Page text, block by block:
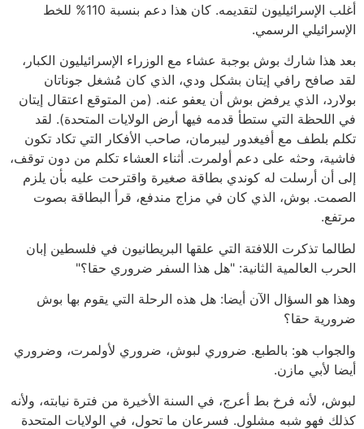
أغلب الإسرائيليون لتقديمه. كان هذا دعم بنسبة 110% للخط
الإسرائيلي الرسمي.
بعد هذا شارك بوش بوجبة عشاء مع الوزراء الإسرائيليون الكبار،
لقد صافح رافي إيتان بشكل ودي، الذي كان مُشغل جوناتان
بولارد، الذي يرفض بوش أن يعفو عنه. (من المتوقع اعتقال إيتان
في اللحظة التي ستطأ قدمه فيها أرض الولايات المتحدة). لقد
تكلم بلطف مع أفيغدور ليبرمان، صاحب الأفكار التي تكاد تكون
فاشية، وحثه على دعم أولمرت. أثناء العشاء تكلم من دون توقف،
إلى أن أرسلت له كوندي بطاقة صغيرة واقترحت عليه بأن يلزم
الصمت. بوش، الذي كان في مزاج مندفع، قرأ البطاقة بصوت
مرتفع.
لطالما تذكرت اللافتة التي علقها البريطانيون في فلسطين إبان
الحرب العالمية الثانية: "هل هذا السفر ضروري حقا؟"
وهذا هو السؤال الآن أيضا: هل هذه الرحلة التي يقوم بها بوش
ضرورية حقا؟
والجواب هو: بالطبع. ضروري لبوش، ضروري لأولمرت، وضروري
أيضا لأبي مازن.
لبوش، لأنه فرخ بط أعرج، في السنة الأخيرة من فترة نيابته، ولأنه
كذلك فهو شبه مشلول. فسرعان ما تحول، في الولايات المتحدة